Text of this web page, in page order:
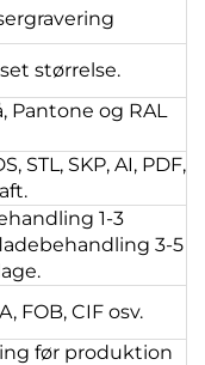
størrelse.
Pantone og RAL
STL, SKP, AI, PDF,
1-3
3-5
FOB, CIF osv.
før produktion